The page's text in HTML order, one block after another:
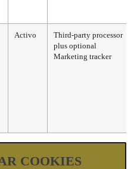
Activo
Third-party processor
plus optional
Marketing tracker
COOKIES